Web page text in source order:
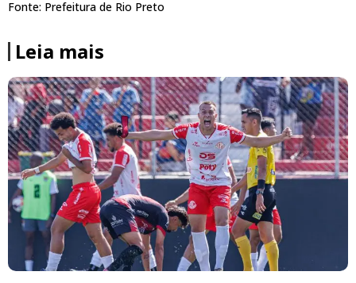
Fonte: Prefeitura de Rio Preto
Leia mais